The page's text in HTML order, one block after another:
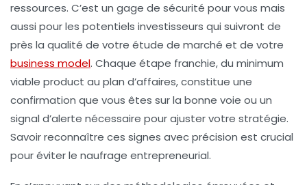
ressources. C’est un gage de sécurité pour vous mais
aussi pour les potentiels investisseurs qui suivront de
près la qualité de votre étude de marché et de votre
business model. Chaque étape franchie, du minimum
viable product au plan d’affaires, constitue une
confirmation que vous êtes sur la bonne voie ou un
signal d’alerte nécessaire pour ajuster votre stratégie.
Savoir reconnaître ces signes avec précision est crucial
pour éviter le naufrage entrepreneurial.